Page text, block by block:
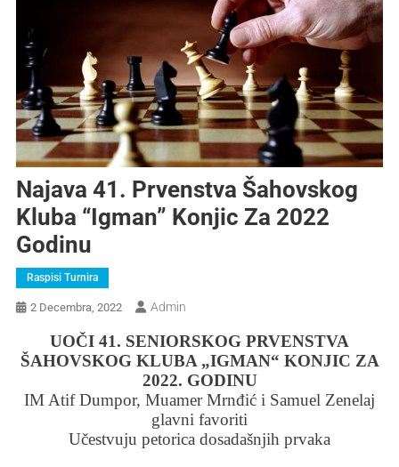
Najava 41. Prvenstva Šahovskog
Kluba “Igman” Konjic Za 2022
Godinu
Raspisi Turnira
2 Decembra, 2022 Admin
UOČI 41. SENIORSKOG PRVENSTVA
ŠAHOVSKOG KLUBA „IGMAN“ KONJIC ZA
2022. GODINU
IM Atif Dumpor, Muamer Mrnđić i Samuel Zenelaj
glavni favoriti
Učestvuju petorica dosadašnjih prvaka